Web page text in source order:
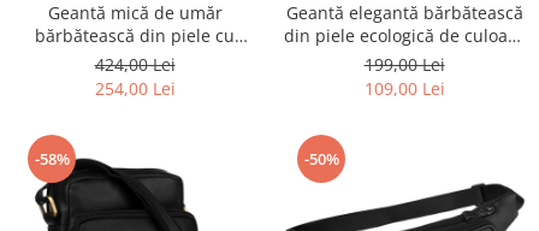
Geantă mică de umăr
bărbătească din piele cu
buzunar - Peterson PTR-PTN
5047-TMH-5887 TA
424,00 Lei
254,00 Lei
Geantă elegantă bărbătească
din piele ecologică de culoare
neagră - Rovicky PTR-R-SDR-
05-1686
199,00 Lei
109,00 Lei
-58% -50%